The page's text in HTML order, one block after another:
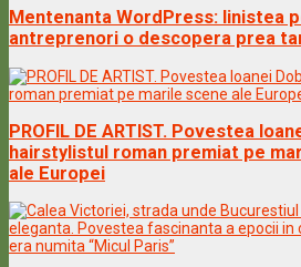
Mentenanta WordPress: linistea
antreprenori o descopera prea
PROFIL DE ARTIST. Povestea
hairstylistul roman premiat pe
ale Europei